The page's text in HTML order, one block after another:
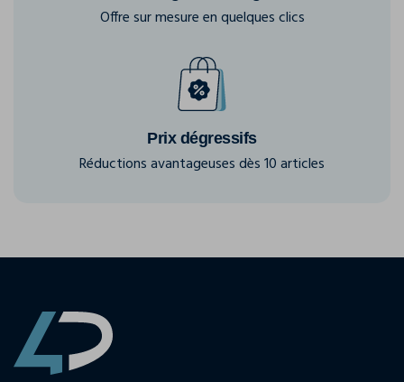
Offre sur mesure en quelques clics
Prix dégressifs
Réductions avantageuses dès 10 articles